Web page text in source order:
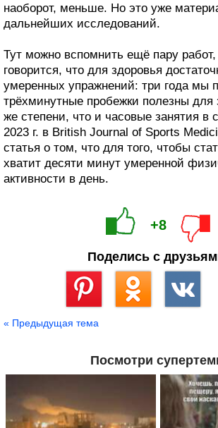
наоборот, меньше. Но это уже
дальнейших исследований.
Тут можно вспомнить ещё пару работ,
говорится, что для здоровья
умеренных упражнений: три года мы
трёхминутные пробежки полезны для
же степени, что и часовые занятия в
2023 г. в British Journal of Sports
статья о том, что для того, чтобы
хватит десяти минут умеренной
активности в день.
+8
Поделись с
« Предыдущая тема
Посмотри